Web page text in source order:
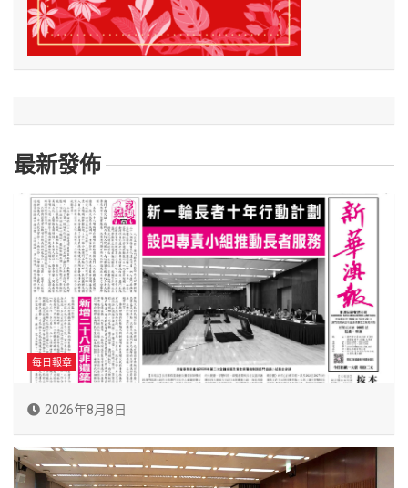
最新發佈
每日報章
2026年8月8日